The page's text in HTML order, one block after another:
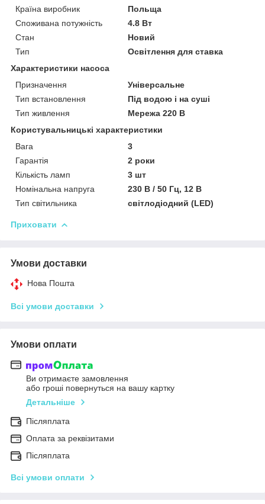
Країна виробник
Польща
Споживана потужність
4.8 Вт
Стан
Новий
Тип
Освітлення для ставка
Характеристики насоса
Призначення
Універсальне
Тип встановлення
Під водою і на суші
Тип живлення
Мережа 220 В
Користувальницькі характеристики
Вага
3
Гарантія
2 роки
Кількість ламп
3 шт
Номінальна напруга
230 В / 50 Гц, 12 В
Тип світильника
світлодіодний (LED)
Приховати
Умови доставки
Нова Пошта
Всі умови доставки
Умови оплати
Ви отримаєте замовлення
або гроші повернуться на вашу картку
Детальніше
Післяплата
Оплата за реквізитами
Післяплата
Всі умови оплати